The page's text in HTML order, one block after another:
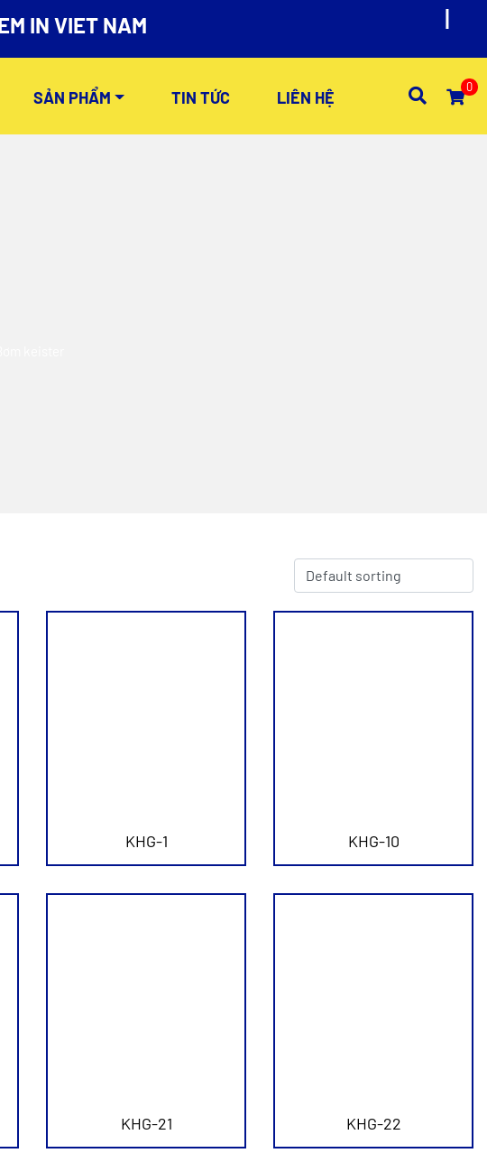
IN VIET NAM
SẢN PHẨM TIN TỨC LIÊN HỆ
0
KHG-1 KHG-10
KHG-21 KHG-22